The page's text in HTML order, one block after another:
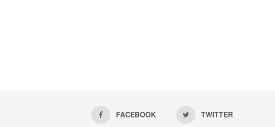
FACEBOOK TWITTER